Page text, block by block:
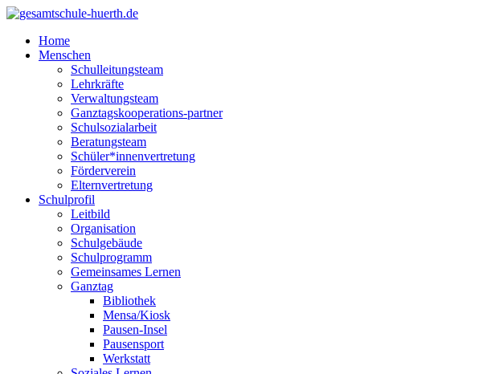
Home
Menschen
Schulleitungsteam
Lehrkräfte
Verwaltungsteam
Ganztagskooperations-partner
Schulsozialarbeit
Beratungsteam
Schüler*innenvertretung
Förderverein
Elternvertretung
Schulprofil
Leitbild
Organisation
Schulgebäude
Schulprogramm
Gemeinsames Lernen
Ganztag
Bibliothek
Mensa/Kiosk
Pausen-Insel
Pausensport
Werkstatt